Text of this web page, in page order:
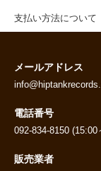
支払い方法について
メールアドレス
電話番号
092-834-8150 (15:00
販売業者